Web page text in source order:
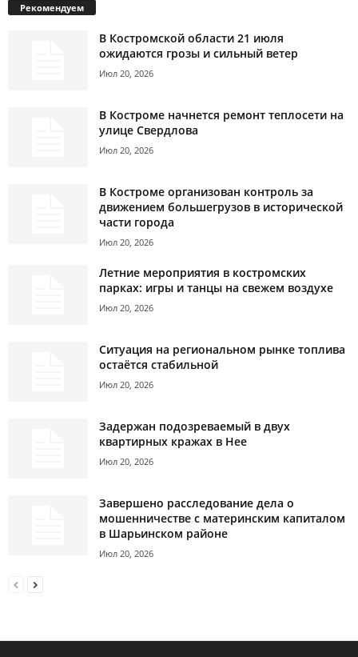
Рекомендуем
В Костромской области 21 июля
ожидаются грозы и сильный ветер
Июл 20, 2026
В Костроме начнется ремонт теплосети на
улице Свердлова
Июл 20, 2026
В Костроме организован контроль за
движением большегрузов в исторической
части города
Июл 20, 2026
Летние мероприятия в костромских
парках: игры и танцы на свежем воздухе
Июл 20, 2026
Ситуация на региональном рынке топлива
остаётся стабильной
Июл 20, 2026
Задержан подозреваемый в двух
квартирных кражах в Нее
Июл 20, 2026
Завершено расследование дела о
мошенничестве с материнским капиталом
в Шарьинском районе
Июл 20, 2026